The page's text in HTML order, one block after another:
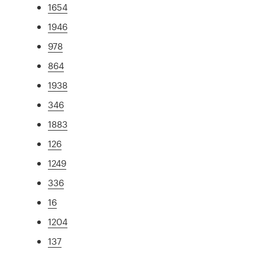
1654
1946
978
864
1938
346
1883
126
1249
336
16
1204
137